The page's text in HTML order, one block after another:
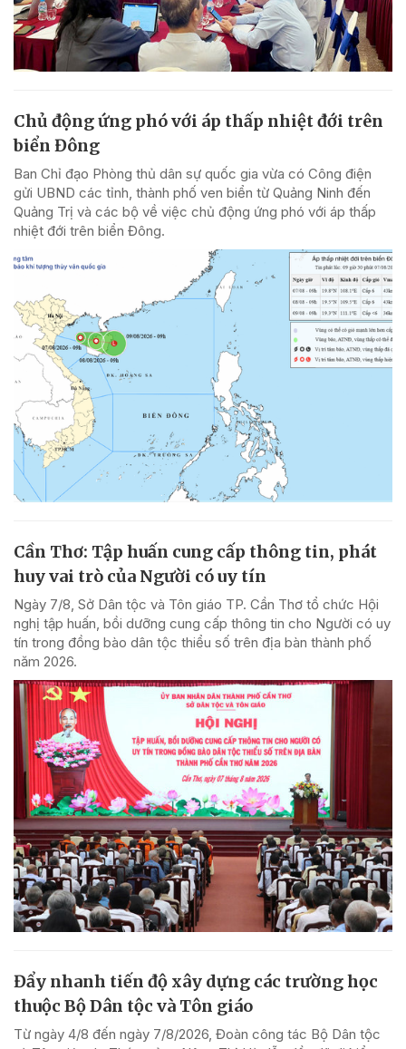
Chủ động ứng phó với áp thấp nhiệt đới trên
biển Đông
Ban Chỉ đạo Phòng thủ dân sự quốc gia vừa có Công điện
gửi UBND các tỉnh, thành phố ven biển từ Quảng Ninh đến
Quảng Trị và các bộ về việc chủ động ứng phó với áp thấp
nhiệt đới trên biển Đông.
Cần Thơ: Tập huấn cung cấp thông tin, phát
huy vai trò của Người có uy tín
Ngày 7/8, Sở Dân tộc và Tôn giáo TP. Cần Thơ tổ chức Hội
nghị tập huấn, bồi dưỡng cung cấp thông tin cho Người có uy
tín trong đồng bào dân tộc thiểu số trên địa bàn thành phố
năm 2026.
Đẩy nhanh tiến độ xây dựng các trường học
thuộc Bộ Dân tộc và Tôn giáo
Từ ngày 4/8 đến ngày 7/8/2026, Đoàn công tác Bộ Dân tộc